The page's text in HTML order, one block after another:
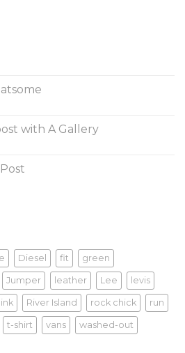
with A Gallery
Diesel fit green
Jumper leather Lee levis
River Island rock chick run
t-shirt vans washed-out